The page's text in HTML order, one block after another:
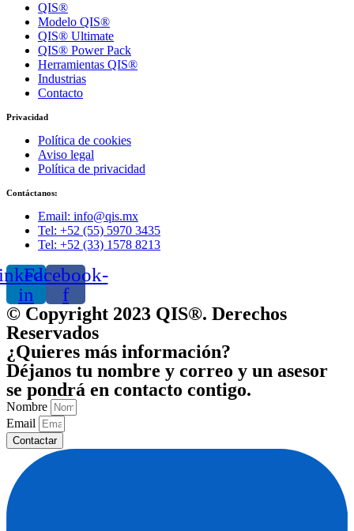
QIS®
Modelo QIS®
QIS® Ultimate
QIS® Power Pack
Herramientas QIS®
Industrias
Contacto
Privacidad
Política de cookies
Aviso legal
Política de privacidad
Contáctanos:
Email: info@qis.mx
Tel: +52 (55) 5970 3435
Tel: +52 (33) 1578 8213
in
Facebook-
f
© Copyright 2023 QIS®. Derechos
Reservados
¿Quieres más información?
Déjanos tu nombre y correo y un asesor
se pondrá en contacto contigo.
Nombre
Email
Contactar